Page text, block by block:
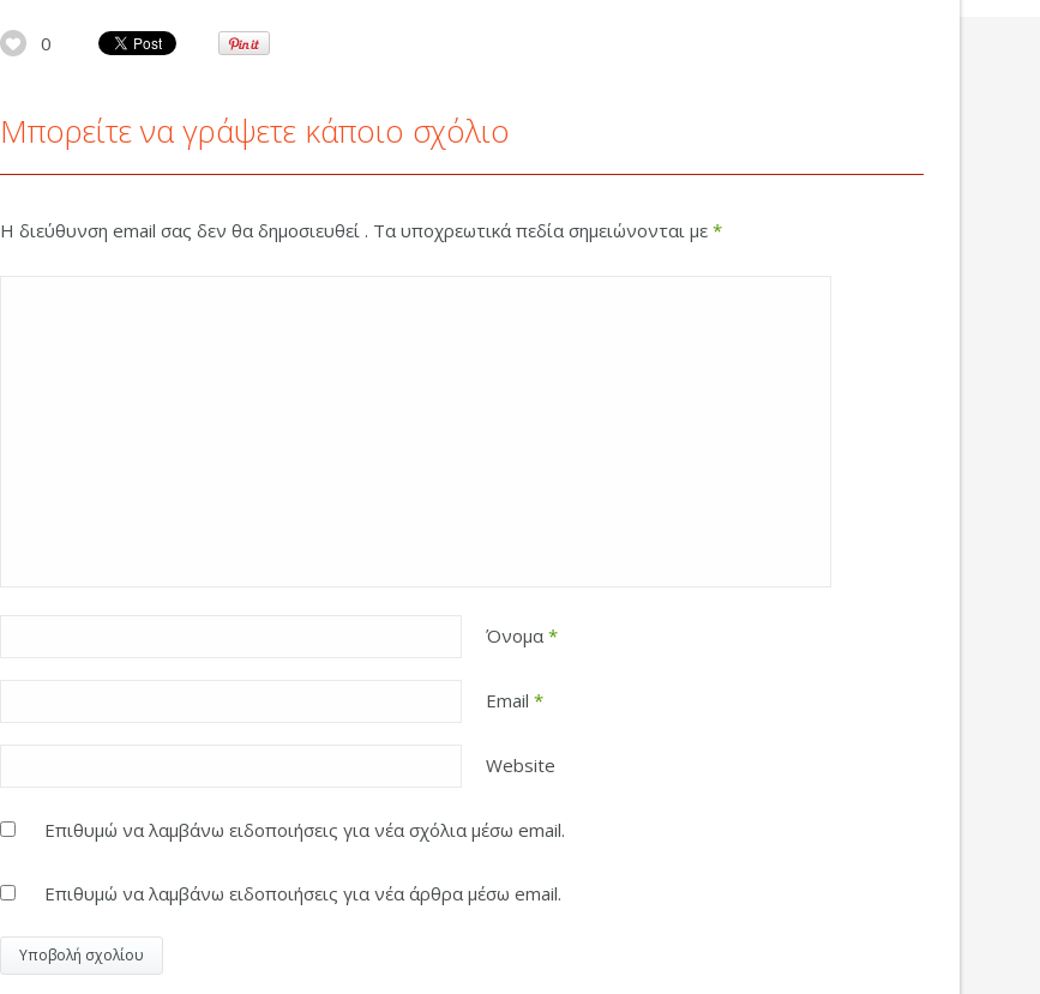
0
Μπορείτε να γράψετε κάποιο σχόλιο
Η διεύθυνση email σας δεν θα δημοσιευθεί . Τα υποχρεωτικά πεδία σημειώνονται με *
Όνομα *
Email *
Website
Επιθυμώ να λαμβάνω ειδοποιήσεις για νέα σχόλια μέσω email.
Επιθυμώ να λαμβάνω ειδοποιήσεις για νέα άρθρα μέσω email.